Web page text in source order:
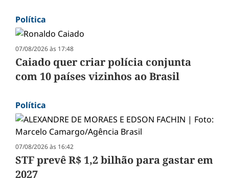
Política
07/08/2026 às 17:48
Caiado quer criar polícia conjunta
com 10 países vizinhos ao Brasil
Política
07/08/2026 às 16:42
STF prevê R$ 1,2 bilhão para gastar em
2027